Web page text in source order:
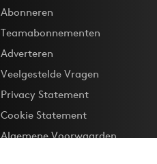
Abonneren
Teamabonnementen
Adverteren
Veelgestelde Vragen
Privacy Statement
Cookie Statement
Algemene Voorwaarden